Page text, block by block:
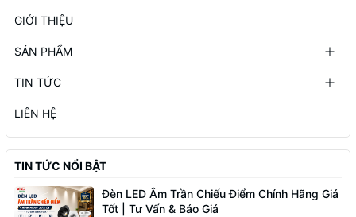
GIỚI THIỆU
SẢN PHẨM
TIN TỨC
LIÊN HỆ
TIN TỨC NỔI BẬT
Đèn LED Âm Trần Chiếu Điểm Chính Hãng Giá
Tốt | Tư Vấn & Báo Giá